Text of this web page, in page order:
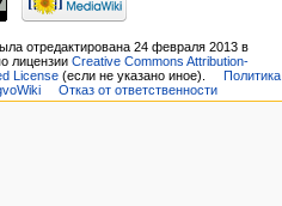
отредактирована 24 февраля 2013 в
лицензииCreative Commons Attribution-
License(если не указано иное).
Политика
Отказ от ответственности